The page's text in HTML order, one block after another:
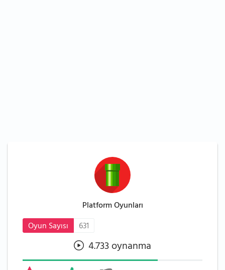
Platform Oyunları
Oyun Sayısı
631
4.733 oynanma